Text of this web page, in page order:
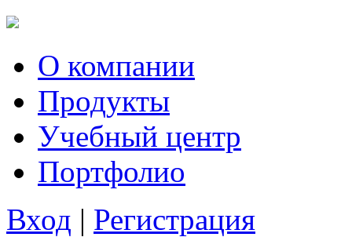
О компании
Продукты
Учебный центр
Портфолио
Вход | Регистрация